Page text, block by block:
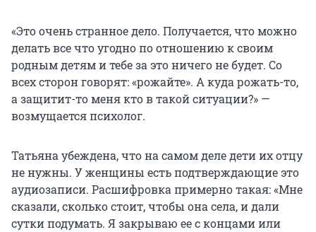
«Это очень странное дело. Получается, что можно
делать все что угодно по отношению к своим
родным детям и тебе за это ничего не будет. Со
всех сторон говорят: «рожайте». А куда рожать-то,
а защитит-то меня кто в такой ситуации?» —
возмущается психолог.
Татьяна убеждена, что на самом деле дети их отцу
не нужны. У женщины есть подтверждающие это
аудиозаписи. Расшифровка примерно такая: «Мне
сказали, сколько стоит, чтобы она села, и дали
сутки подумать. Я закрываю ее с концами или